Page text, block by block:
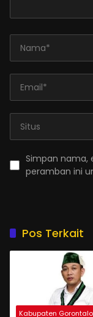
Simpan nama,
peramban ini
Pos Terkait
Kabupaten Gorontalo